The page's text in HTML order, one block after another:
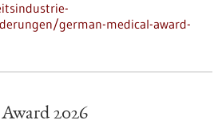
german-medical-award-
2026